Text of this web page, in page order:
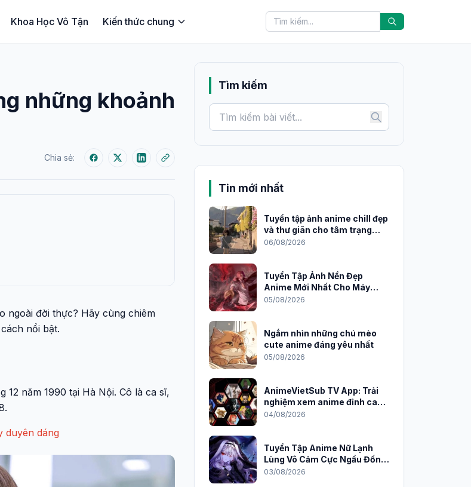
Khoa Học Vô Tận Kiến thức chung
những khoảnh
Chia sẻ:
ngoài đời thực? Hãy cùng chiêm
nổi bật.
năm 1990 tại Hà Nội. Cô là ca sĩ,
duyên dáng
Tìm kiếm
Tin mới nhất
Tuyển tập ảnh anime chill đẹp
và thư giãn cho tâm trạng
2026
06/08/2026
Tuyển Tập Ảnh Nền Đẹp
Anime Mới Nhất Cho Máy
Tính 2026
05/08/2026
Ngắm nhìn những chú mèo
cute anime đáng yêu nhất
05/08/2026
AnimeVietSub TV App: Trải
nghiệm xem anime đỉnh cao
trên PC
04/08/2026
Tuyển Tập Anime Nữ Lạnh
Lùng Vô Cảm Cực Ngầu Đốn
Tim Fan
03/08/2026